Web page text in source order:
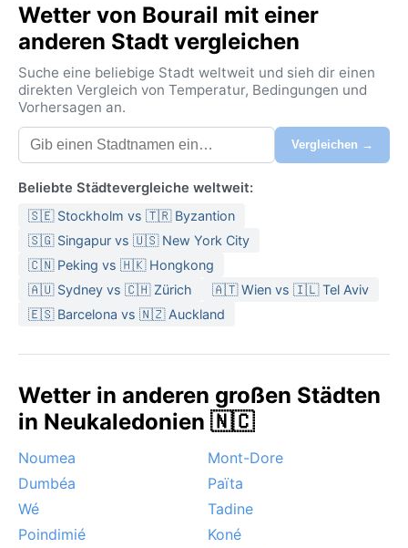
Wetter von Bourail mit einer
anderen Stadt vergleichen
Suche eine beliebige Stadt weltweit und sieh dir einen
direkten Vergleich von Temperatur, Bedingungen und
Vorhersagen an.
Vergleichen →
Beliebte Städtevergleiche weltweit:
🇸🇪 Stockholm vs 🇹🇷 Byzantion
🇸🇬 Singapur vs 🇺🇸 New York City
🇨🇳 Peking vs 🇭🇰 Hongkong
🇦🇺 Sydney vs 🇨🇭 Zürich
🇦🇹 Wien vs 🇮🇱 Tel Aviv
🇪🇸 Barcelona vs 🇳🇿 Auckland
Wetter in anderen großen Städten
in Neukaledonien 🇳🇨
Noumea
Mont-Dore
Dumbéa
Païta
Wé
Tadine
Poindimié
Koné